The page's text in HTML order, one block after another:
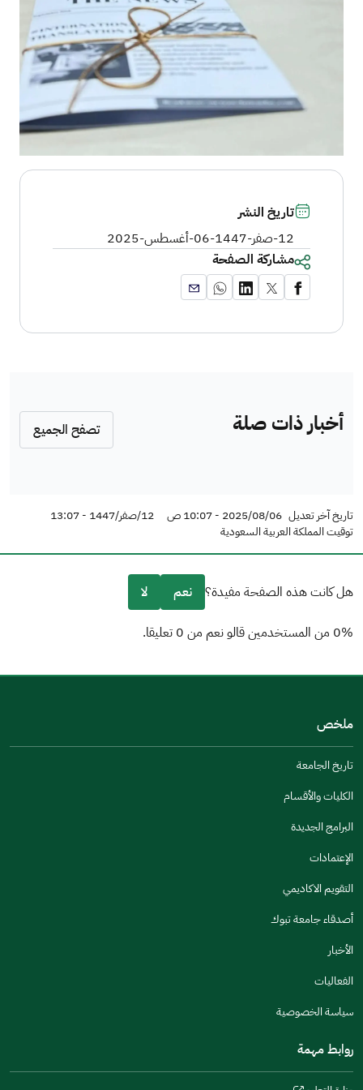
تاريخ النشر
12-صفر-1447
-06-أغسطس-2025
مشاركة الصفحة
أخبار ذات صلة تصفح الجميع
تاريخ آخر تعديل 2025/08/06 - 10:07 ص
12/صفر/1447 - 13:07
توقيت المملكة العربية السعودية
هل كانت هذه الصفحة مفيدة؟ نعم لا
0% من المستخدمين قالو نعم من 0 تعليقا.
مكتوبة بشكل جيد
الإجابات كانت مرتبطة
تصميمه يجعله سهل القراءة
أخرى
جنس
اخبرنا عن تجربتك في هذه الخدمة
ملخص
تاريخ الجامعة
الكليات والأقسام
البرامج الجديدة
الإعتمادات
التقويم الاكاديمي
أصدقاء جامعة تبوك
الأخبار
الفعاليات
سياسة الخصوصية
روابط مهمة